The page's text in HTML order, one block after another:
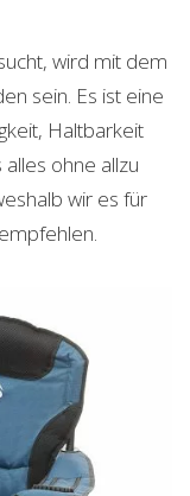
wird mit dem
sein. Es ist eine
Haltbarkeit
ohne allzu
wir es für